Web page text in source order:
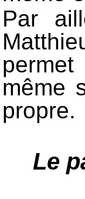
Par
même
propre.
Le